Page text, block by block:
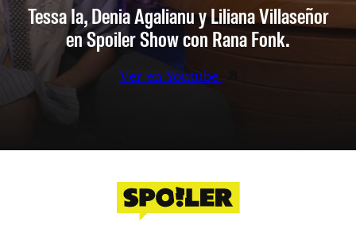
Tessa Ia, Denia Agalianu y Liliana Villaseñor
en Spoiler Show con Rana Fonk.
Ver en Youtube